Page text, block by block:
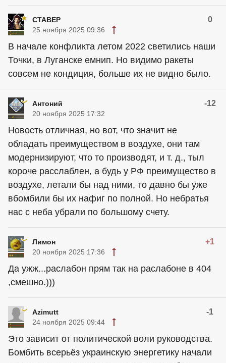
CTABEP 0
25 ноября 2025 09:36
В начале конфликта летом 2022 светились наши
Точки, в Луганске емнип. Но видимо ракеты
совсем не кондиция, больше их не видно было.
Антоний -12
20 ноября 2025 17:32
Новость отличная, но вот, что значит не
обладать преимуществом в воздухе, они там
модернизируют, что то производят, и т. д., тыл
короче расслаблен, а будь у РФ преимущество в
воздухе, летали бы над ними, то давно бы уже
вбомбили бы их нафиг по полной. Но небратья
нас с неба убрали по большому счету.
Лимон +1
20 ноября 2025 17:36
Да ужж...раслабон прям так на раслабоне в 404
,смешно.)))
Azimutt -1
24 ноября 2025 09:44
Это зависит от политической воли руководства.
Бомбить всерьёз украинскую энергетику начали